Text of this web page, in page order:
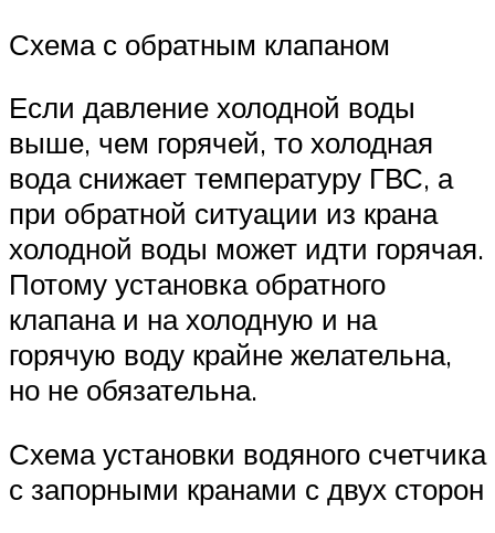
Схема с обратным клапаном
Если давление холодной воды
выше, чем горячей, то холодная
вода снижает температуру ГВС, а
при обратной ситуации из крана
холодной воды может идти горячая.
Потому установка обратного
клапана и на холодную и на
горячую воду крайне желательна,
но не обязательна.
Схема установки водяного счетчика
с запорными кранами с двух сторон